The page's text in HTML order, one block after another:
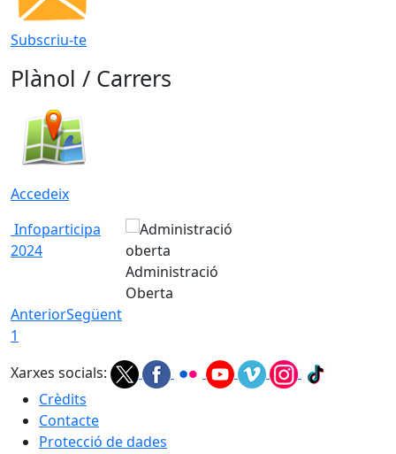
Subscriu-te
Plànol / Carrers
Accedeix
Infoparticipa
2024
Administració
Oberta
AnteriorSegüent
1
Xarxes socials:
Crèdits
Contacte
Protecció de dades